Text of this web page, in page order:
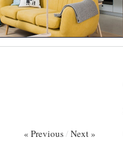
« Previous/ Next »